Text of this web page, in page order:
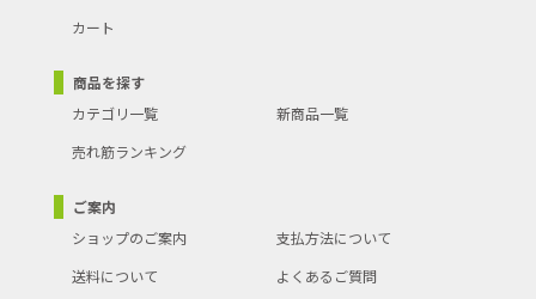
カート
商品を探す
カテゴリ一覧
新商品一覧
売れ筋ランキング
ご案内
ショップのご案内
支払方法について
送料について
よくあるご質問